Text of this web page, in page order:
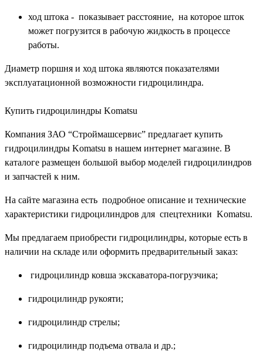
ход штока - показывает расстояние, на которое шток
может погрузится в рабочую жидкость в процессе
работы.
Диаметр поршня и ход штока являются показателями
эксплуатационной возможности гидроцилиндра.
Купить гидроцилиндры Komatsu
Компания ЗАО “Строймашсервис” предлагает купить
гидроцилиндры Komatsu в нашем интернет магазине. В
каталоге размещен большой выбор моделей гидроцилиндров
и запчастей к ним.
На сайте магазина есть подробное описание и технические
характеристики гидроцилиндров для спецтехники Komatsu.
Мы предлагаем приобрести гидроцилиндры, которые есть в
наличии на складе или оформить предварительный заказ:
гидроцилиндр ковша экскаватора-погрузчика;
гидроцилиндр рукояти;
гидроцилиндр стрелы;
гидроцилиндр подъема отвала и др.;